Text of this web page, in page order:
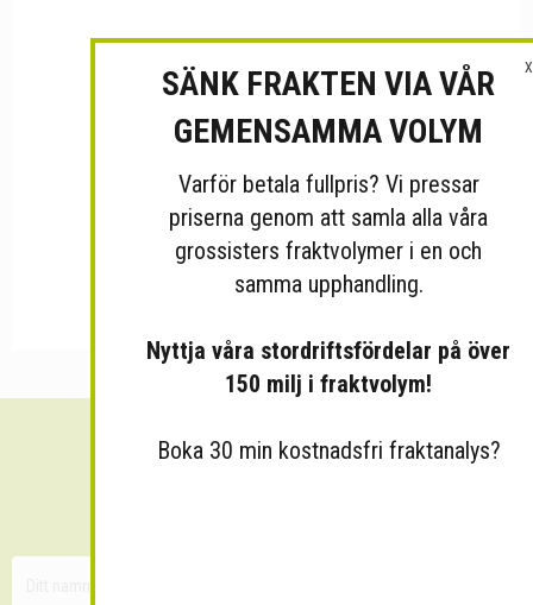
Sänk dina fraktkostnader!
X
SÄNK FRAKTEN VIA VÅR
GEMENSAMMA VOLYM
Varför betala fullpris? Vi pressar
priserna genom att samla alla våra
grossisters fraktvolymer i en och
samma upphandling.
Nyttja våra stordriftsfördelar på över
150 milj i fraktvolym!
Boka 30 min kostnadsfri fraktanalys?